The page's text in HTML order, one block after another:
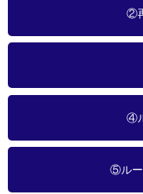
②
④
⑤ルー